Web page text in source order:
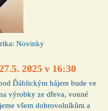
Novinky
2025 v 16:30
Ďáblickým hájem bude ve
výrobky ze dřeva, vonné
všem dobrovolníkům a